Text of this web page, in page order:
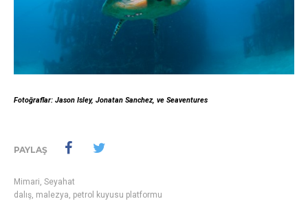
Fotoğraflar: Jason Isley, Jonatan Sanchez, ve Seaventures
PAYLAŞ
Mimari, Seyahat
dalış, malezya, petrol kuyusu platformu